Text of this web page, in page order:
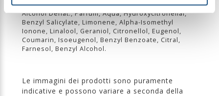
INGREDIENTI
Alcohol Denat., Parfum, Aqua, Hydroxycitronellal,
Benzyl Salicylate, Limonene, Alpha-Isomethyl
Ionone, Linalool, Geraniol, Citronellol, Eugenol,
Coumarin, Isoeugenol, Benzyl Benzoate, Citral,
Farnesol, Benzyl Alcohol.
Le immagini dei prodotti sono puramente
indicative e possono variare a seconda della